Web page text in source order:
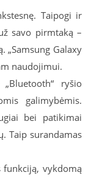
Taipogi ir
savo pirmtaką –
„Samsung Galaxy
naudojimui.
ryšio
galimybėmis.
bei patikimai
Taip surandamas
funkciją, vykdomą